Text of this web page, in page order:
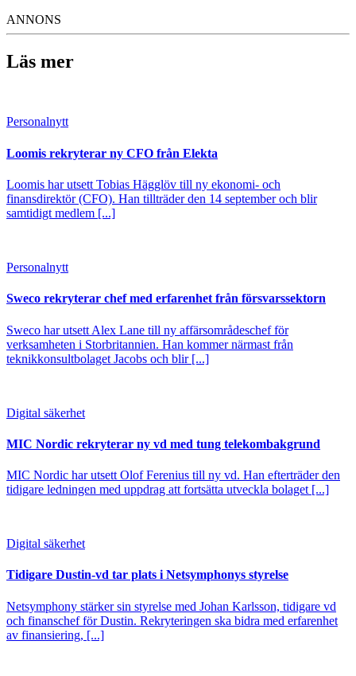
ANNONS
Läs mer
Personalnytt
Loomis rekryterar ny CFO från Elekta
Loomis har utsett Tobias Hägglöv till ny ekonomi- och
finansdirektör (CFO). Han tillträder den 14 september och blir
samtidigt medlem [...]
Personalnytt
Sweco rekryterar chef med erfarenhet från försvarssektorn
Sweco har utsett Alex Lane till ny affärsområdeschef för
verksamheten i Storbritannien. Han kommer närmast från
teknikkonsultbolaget Jacobs och blir [...]
Digital säkerhet
MIC Nordic rekryterar ny vd med tung telekombakgrund
MIC Nordic har utsett Olof Ferenius till ny vd. Han efterträder den
tidigare ledningen med uppdrag att fortsätta utveckla bolaget [...]
Digital säkerhet
Tidigare Dustin-vd tar plats i Netsymphonys styrelse
Netsymphony stärker sin styrelse med Johan Karlsson, tidigare vd
och finanschef för Dustin. Rekryteringen ska bidra med erfarenhet
av finansiering, [...]